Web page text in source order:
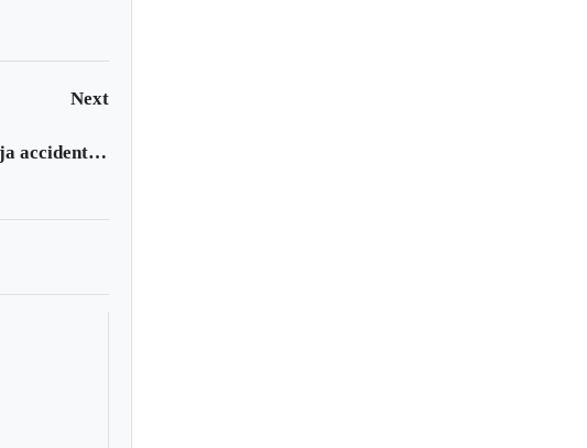
Next
Un muerto deja accidente de tránsito en Susacón